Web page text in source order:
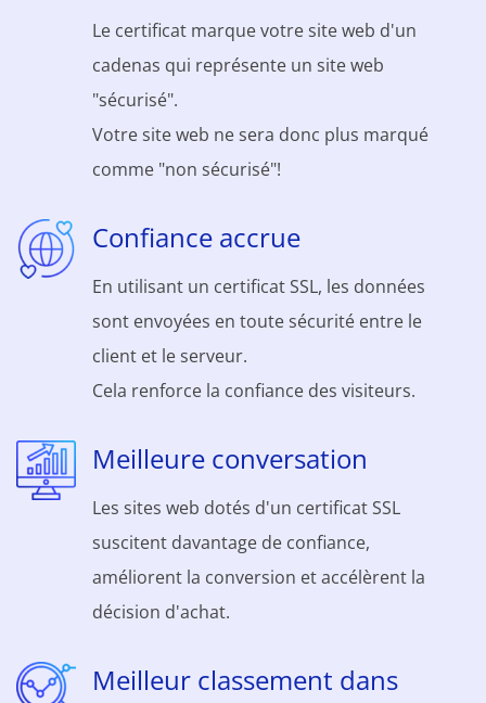
Le certificat marque votre site web d'un
cadenas qui représente un site web
"sécurisé".
Votre site web ne sera donc plus marqué
comme "non sécurisé"!
Confiance accrue
En utilisant un certificat SSL, les données
sont envoyées en toute sécurité entre le
client et le serveur.
Cela renforce la confiance des visiteurs.
Meilleure conversation
Les sites web dotés d'un certificat SSL
suscitent davantage de confiance,
améliorent la conversion et accélèrent la
décision d'achat.
Meilleur classement dans